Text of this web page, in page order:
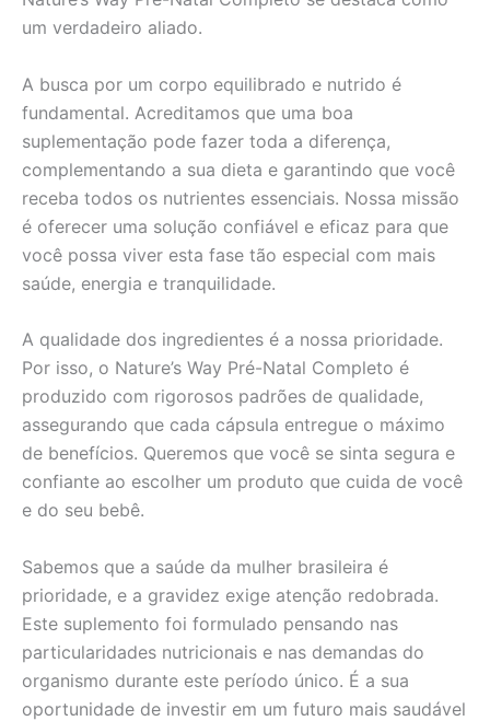
um verdadeiro aliado.
A busca por um corpo equilibrado e nutrido é
fundamental. Acreditamos que uma boa
suplementação pode fazer toda a diferença,
complementando a sua dieta e garantindo que você
receba todos os nutrientes essenciais. Nossa missão
é oferecer uma solução confiável e eficaz para que
você possa viver esta fase tão especial com mais
saúde, energia e tranquilidade.
A qualidade dos ingredientes é a nossa prioridade.
Por isso, o Nature’s Way Pré-Natal Completo é
produzido com rigorosos padrões de qualidade,
assegurando que cada cápsula entregue o máximo
de benefícios. Queremos que você se sinta segura e
confiante ao escolher um produto que cuida de você
e do seu bebê.
Sabemos que a saúde da mulher brasileira é
prioridade, e a gravidez exige atenção redobrada.
Este suplemento foi formulado pensando nas
particularidades nutricionais e nas demandas do
organismo durante este período único. É a sua
oportunidade de investir em um futuro mais saudável